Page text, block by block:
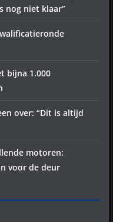
nog niet klaar”
bijna 1.000
over: “Dit is altijd
motoren:
voor de deur